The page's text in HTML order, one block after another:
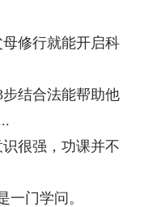
修行就能开启科
结合法能帮助他
很强，功课并不
一门学问。